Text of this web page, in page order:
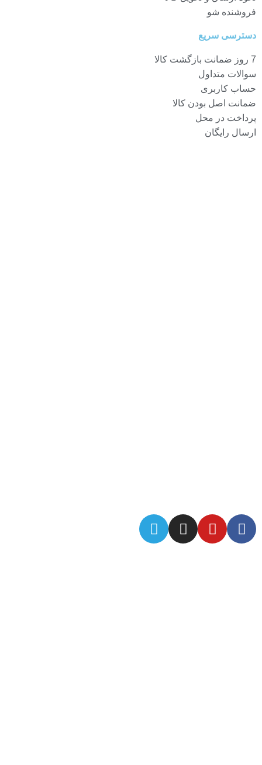
فروشنده شو
دسترسی سریع
7 روز ضمانت بازگشت کالا
سوالات متداول
حساب کاربری
ضمانت اصل بودن کالا
پرداخت در محل
ارسال رایگان